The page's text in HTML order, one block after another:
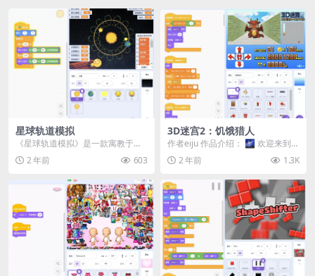
星球轨道模拟
《星球轨道模拟》是一款寓教于乐
的Scratch编程教学作品，专为对宇
宙充满好奇的...
2 年前 603
3D迷宫2：饥饿猎人
作者eiju 作品介绍： 🌌 欢迎来到
《3D迷宫2：饥饿猎人》！ 在这款
充满紧张...
2 年前 1.3K